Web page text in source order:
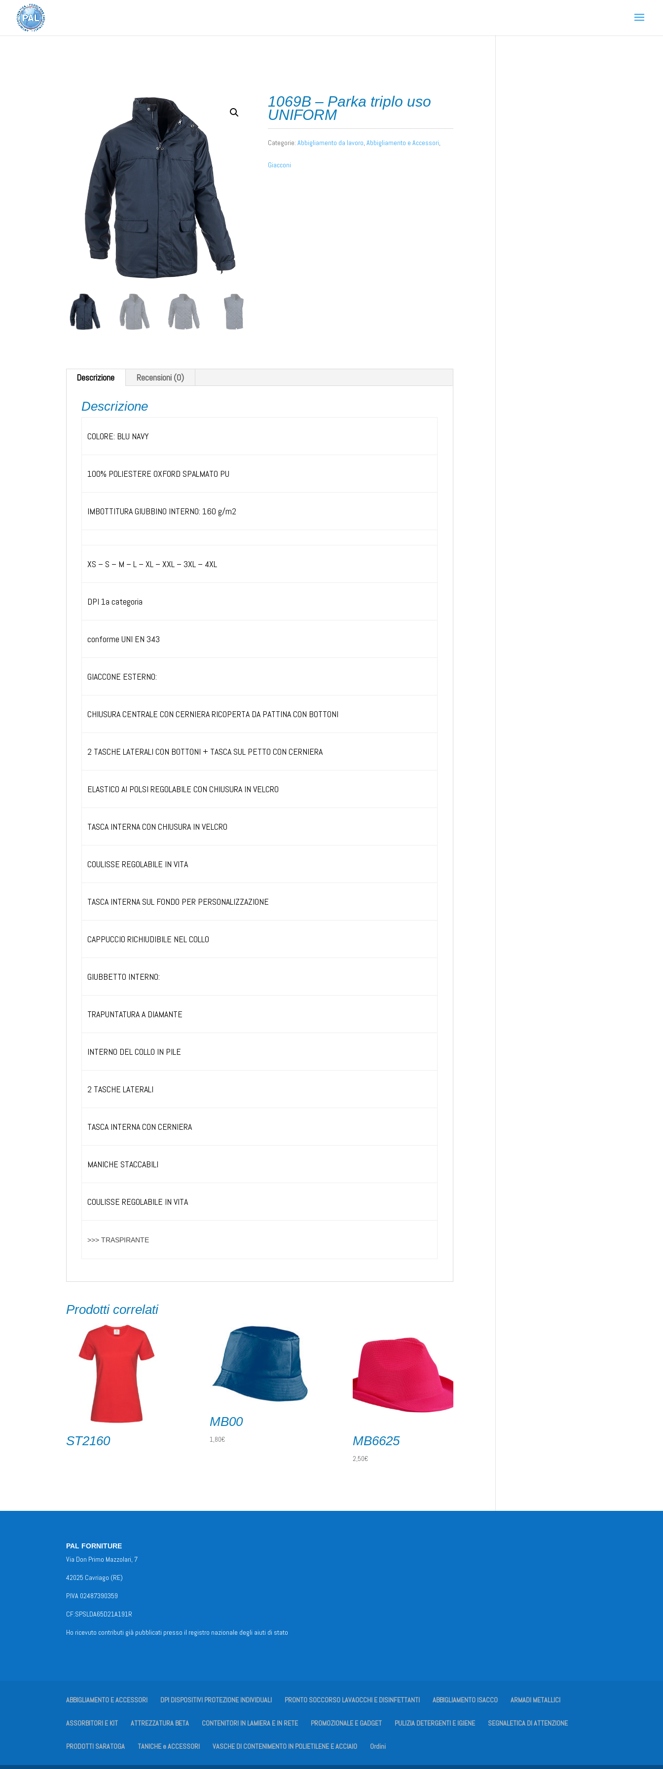
1069B – Parka triplo uso
UNIFORM
Categorie: Abbigliamento da lavoro, Abbigliamento e Accessori,
Giacconi
Descrizione Recensioni (0)
Descrizione
COLORE: BLU NAVY
100% POLIESTERE OXFORD SPALMATO PU
IMBOTTITURA GIUBBINO INTERNO: 160 g/m2
XS – S – M – L – XL – XXL – 3XL – 4XL
DPI 1a categoria
conforme UNI EN 343
GIACCONE ESTERNO:
CHIUSURA CENTRALE CON CERNIERA RICOPERTA DA PATTINA CON BOTTONI
2 TASCHE LATERALI CON BOTTONI + TASCA SUL PETTO CON CERNIERA
ELASTICO AI POLSI REGOLABILE CON CHIUSURA IN VELCRO
TASCA INTERNA CON CHIUSURA IN VELCRO
COULISSE REGOLABILE IN VITA
TASCA INTERNA SUL FONDO PER PERSONALIZZAZIONE
CAPPUCCIO RICHIUDIBILE NEL COLLO
GIUBBETTO INTERNO:
TRAPUNTATURA A DIAMANTE
INTERNO DEL COLLO IN PILE
2 TASCHE LATERALI
TASCA INTERNA CON CERNIERA
MANICHE STACCABILI
COULISSE REGOLABILE IN VITA
>>> TRASPIRANTE
Prodotti correlati
ST2160
MB00
1,80€ MB6625
2,50€
PAL FORNITURE
Via Don Primo Mazzolari, 7
42025 Cavriago (RE)
P.IVA 02487390359
CF:SPSLDA65D21A191R
Ho ricevuto contributi già pubblicati presso il registro nazionale degli aiuti di stato
ABBIGLIAMENTO E ACCESSORI DPI DISPOSITIVI PROTEZIONE INDIVIDUALI PRONTO SOCCORSO LAVAOCCHI E DISINFETTANTI ABBIGLIAMENTO ISACCO ARMADI METALLICI
ASSORBITORI E KIT ATTREZZATURA BETA CONTENITORI IN LAMIERA E IN RETE PROMOZIONALE E GADGET PULIZIA DETERGENTI E IGIENE SEGNALETICA DI ATTENZIONE
PRODOTTI SARATOGA TANICHE e ACCESSORI VASCHE DI CONTENIMENTO IN POLIETILENE E ACCIAIO Ordini